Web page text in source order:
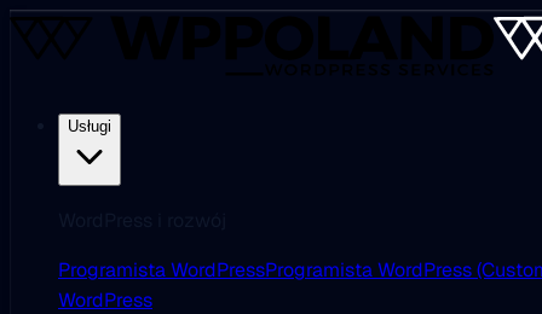
Usługi
Programista WordPressProgramista WordPress
WordPress